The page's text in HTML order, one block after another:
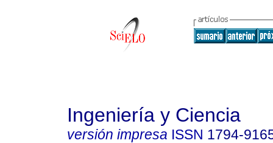
Ingeniería y Ciencia
versión impresa ISSN 1794-